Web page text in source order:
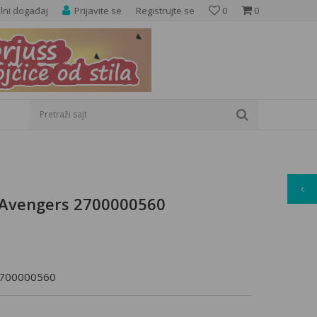
0
0
Prijavite se Registrujte se
događaj
Pretraži sajt
2700000560